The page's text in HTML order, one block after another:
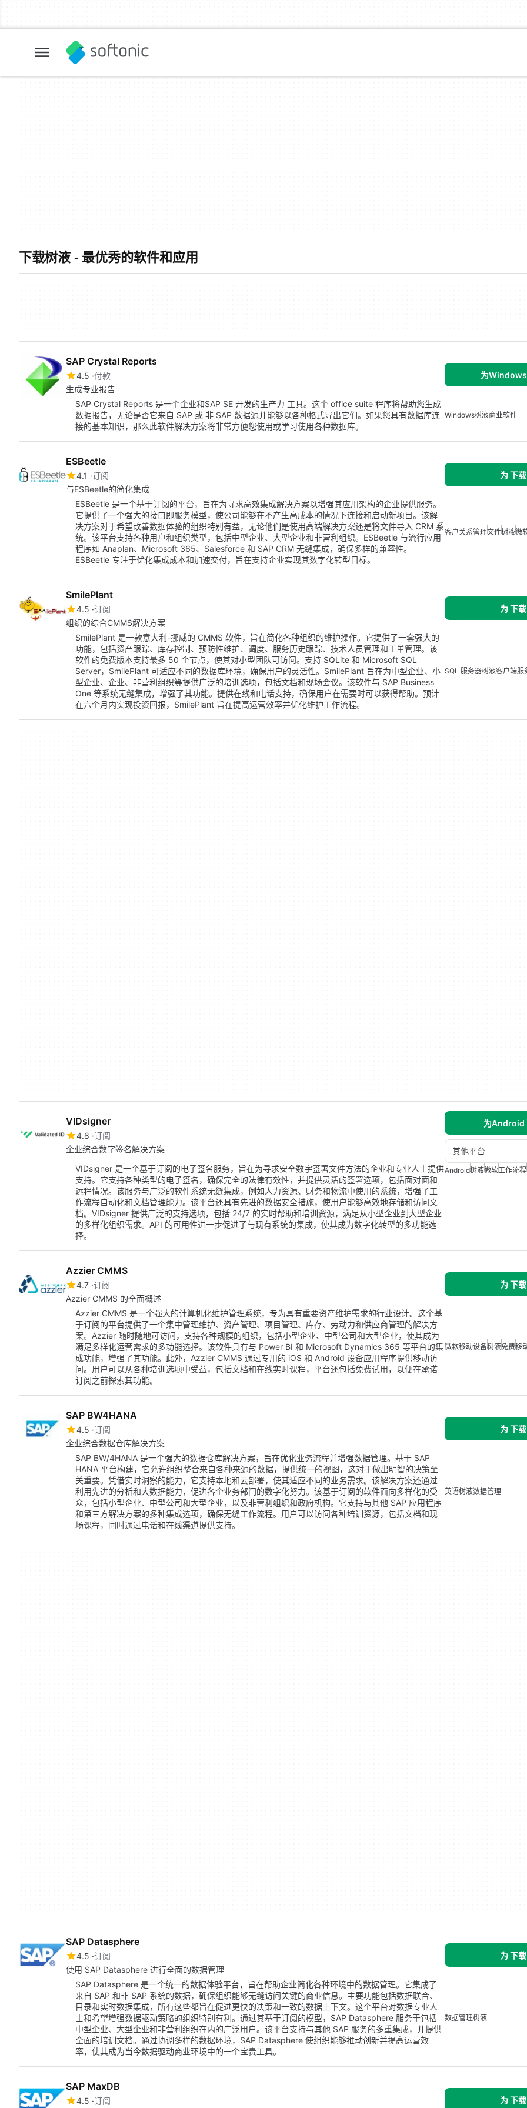
下载树液 - 最优秀的软件和应用
SAP Crystal Reports
4.5 付款
生成专业报告
为
SAP Crystal Reports 是一个企业和SAP SE 开发的生产力 工具。这个 office suite 程序将帮助您生成
数据报告，无论是否它来自 SAP 或 非 SAP 数据源并能够以各种格式导出它们。如果您具有数据库连
接的基本知识，那么此软件解决方案将非常方便您使用或学习使用各种数据库。
Windows树液商业软件
ESBeetle
4.1 订阅
与ESBeetle的简化集成
为 下载
ESBeetle 是一个基于订阅的平台，旨在为寻求高效集成解决方案以增强其应用架构的企业提供服务。
它提供了一个强大的接口即服务模型，使公司能够在不产生高成本的情况下连接和启动新项目。该解
决方案对于希望改善数据体验的组织特别有益，无论他们是使用高端解决方案还是将文件导入 CRM 系
统。该平台支持各种用户和组织类型，包括中型企业、大型企业和非营利组织。ESBeetle 与流行应用
程序如 Anaplan、Microsoft 365、Salesforce 和 SAP CRM 无缝集成，确保多样的兼容性。
ESBeetle 专注于优化集成成本和加速交付，旨在支持企业实现其数字化转型目标。
客户关系管理文件树液微
SmilePlant
4.5 订阅
组织的综合CMMS解决方案
为 下载
SmilePlant 是一款意大利-挪威的 CMMS 软件，旨在简化各种组织的维护操作。它提供了一套强大的
功能，包括资产跟踪、库存控制、预防性维护、调度、服务历史跟踪、技术人员管理和工单管理。该
软件的免费版本支持最多 50 个节点，使其对小型团队可访问。支持 SQLite 和 Microsoft SQL
Server，SmilePlant 可适应不同的数据库环境，确保用户的灵活性。SmilePlant 旨在为中型企业、小
型企业、企业、非营利组织等提供广泛的培训选项，包括文档和现场会议。该软件与 SAP Business
One 等系统无缝集成，增强了其功能。提供在线和电话支持，确保用户在需要时可以获得帮助。预计
在六个月内实现投资回报，SmilePlant 旨在提高运营效率并优化维护工作流程。
SQL 服务器树液客户端服
VIDsigner
4.8 订阅
企业综合数字签名解决方案
为Android
其他平台
VIDsigner 是一个基于订阅的电子签名服务，旨在为寻求安全数字签署文件方法的企业和专业人士提供
支持。它支持各种类型的电子签名，确保完全的法律有效性，并提供灵活的签署选项，包括面对面和
远程情况。该服务与广泛的软件系统无缝集成，例如人力资源、财务和物流中使用的系统，增强了工
作流程自动化和文档管理能力。该平台还具有先进的数据安全措施，使用户能够高效地存储和访问文
档。VIDsigner 提供广泛的支持选项，包括 24/7 的实时帮助和培训资源，满足从小型企业到大型企业
的多样化组织需求。API 的可用性进一步促进了与现有系统的集成，使其成为数字化转型的多功能选
择。
Android树液微软工作流程
Azzier CMMS
4.7 订阅
Azzier CMMS 的全面概述
为 下载
Azzier CMMS 是一个强大的计算机化维护管理系统，专为具有重要资产维护需求的行业设计。这个基
于订阅的平台提供了一个集中管理维护、资产管理、项目管理、库存、劳动力和供应商管理的解决方
案。Azzier 随时随地可访问，支持各种规模的组织，包括小型企业、中型公司和大型企业，使其成为
满足多样化运营需求的多功能选择。该软件具有与 Power BI 和 Microsoft Dynamics 365 等平台的集
成功能，增强了其功能。此外，Azzier CMMS 通过专用的 iOS 和 Android 设备应用程序提供移动访
问。用户可以从各种培训选项中受益，包括文档和在线实时课程，平台还包括免费试用，以便在承诺
订阅之前探索其功能。
微软移动设备树液免费移
SAP BW4HANA
4.5 订阅
企业综合数据仓库解决方案
为 下载
SAP BW/4HANA 是一个强大的数据仓库解决方案，旨在优化业务流程并增强数据管理。基于 SAP
HANA 平台构建，它允许组织整合来自各种来源的数据，提供统一的视图，这对于做出明智的决策至
关重要。凭借实时洞察的能力，它支持本地和云部署，使其适应不同的业务需求。该解决方案还通过
利用先进的分析和大数据能力，促进各个业务部门的数字化努力。该基于订阅的软件面向多样化的受
众，包括小型企业、中型公司和大型企业，以及非营利组织和政府机构。它支持与其他 SAP 应用程序
和第三方解决方案的多种集成选项，确保无缝工作流程。用户可以访问各种培训资源，包括文档和现
场课程，同时通过电话和在线渠道提供支持。
英语树液数据管理
SAP Datasphere
4.5 订阅
使用 SAP Datasphere 进行全面的数据管理
为 下载
SAP Datasphere 是一个统一的数据体验平台，旨在帮助企业简化各种环境中的数据管理。它集成了
来自 SAP 和非 SAP 系统的数据，确保组织能够无缝访问关键的商业信息。主要功能包括数据联合、
目录和实时数据集成，所有这些都旨在促进更快的决策和一致的数据上下文。这个平台对数据专业人
士和希望增强数据驱动策略的组织特别有利。通过其基于订阅的模型，SAP Datasphere 服务于包括
中型企业、大型企业和非营利组织在内的广泛用户。该平台支持与其他 SAP 服务的多重集成，并提供
全面的培训文档。通过协调多样的数据环境，SAP Datasphere 使组织能够推动创新并提高运营效
率，使其成为当今数据驱动商业环境中的一个宝贵工具。
数据管理树液
SAP MaxDB
4.5 订阅 为 下载